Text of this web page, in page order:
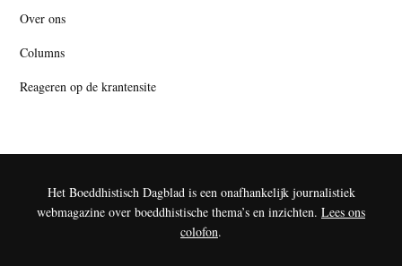
Over ons
Columns
Reageren op de krantensite
Het Boeddhistisch Dagblad is een onafhankelijk journalistiek
webmagazine over boeddhistische thema’s en inzichten. Lees ons
colofon.